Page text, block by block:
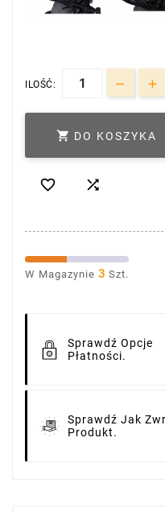
ILOŚĆ:
 DO KOSZYKA
 
W Magazynie 3 Szt.
Sprawdź Opcje
Płatności.
Sprawdź Jak
Produkt.